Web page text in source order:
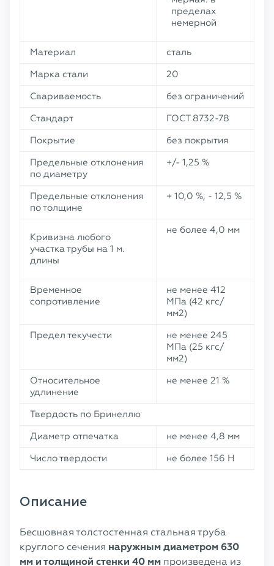
пределах
немерной
Материал
сталь
Марка стали
20
Свариваемость
без ограничений
Стандарт
ГОСТ 8732-78
Покрытие
без покрытия
Предельные отклонения
по диаметру
+/- 1,25 %
Предельные отклонения
по толщине
+ 10,0 %, - 12,5 %
Кривизна любого
участка трубы на 1 м.
длины
не более 4,0 мм
Временное
сопротивление
не менее 412
МПа (42 кгс/
мм2)
Предел текучести
не менее 245
МПа (25 кгс/
мм2)
Относительное
удлинение
не менее 21 %
Твердость по Бринеллю
Диаметр отпечатка
не менее 4,8 мм
Число твердости
не более 156 Н
Описание
Бесшовная толстостенная стальная труба
круглого сечения наружным диаметром 630
мм и толщиной стенки 40 мм произведена из